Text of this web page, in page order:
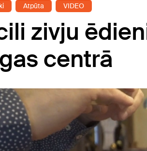
Atpūta VIDEO
zivju
centrā